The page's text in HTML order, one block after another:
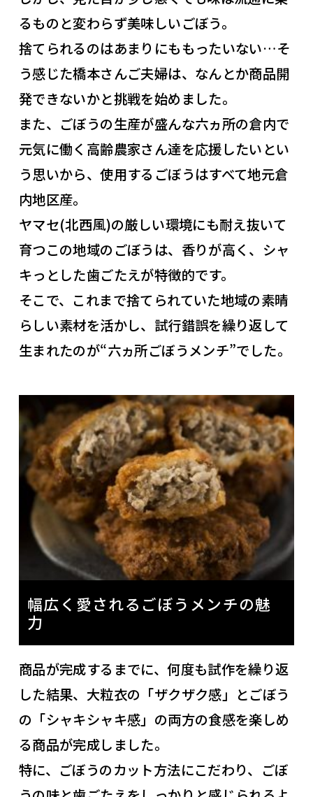
るものと変わらず美味しいごぼう。
捨てられるのはあまりにももったいない…そ
う感じた橋本さんご夫婦は、なんとか商品開
発できないかと挑戦を始めました。
また、ごぼうの生産が盛んな六ヵ所の倉内で
元気に働く高齢農家さん達を応援したいとい
う思いから、使用するごぼうはすべて地元倉
内地区産。
ヤマセ(北西風)の厳しい環境にも耐え抜いて
育つこの地域のごぼうは、香りが高く、シャ
キっとした歯ごたえが特徴的です。
そこで、これまで捨てられていた地域の素晴
らしい素材を活かし、試行錯誤を繰り返して
生まれたのが“六ヵ所ごぼうメンチ”でした。
幅広く愛されるごぼうメンチの魅
力
商品が完成するまでに、何度も試作を繰り返
した結果、大粒衣の「ザクザク感」とごぼう
の「シャキシャキ感」の両方の食感を楽しめ
る商品が完成しました。
特に、ごぼうのカット方法にこだわり、ごぼ